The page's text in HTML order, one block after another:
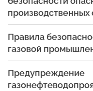
производственных
Правила
газовой
Предупреждение